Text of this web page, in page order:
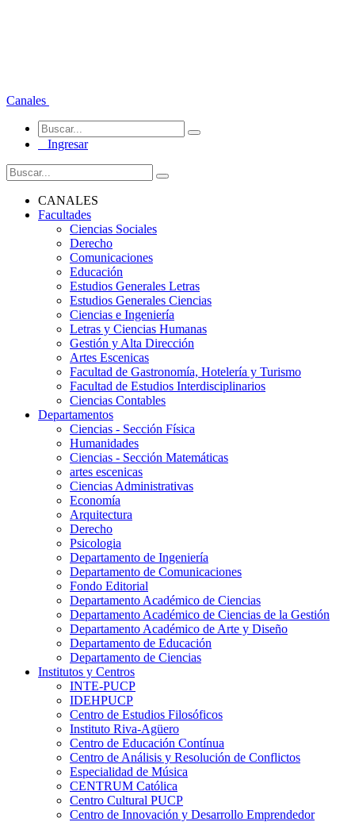
Canales
Ingresar
CANALES
Facultades
Ciencias Sociales
Derecho
Comunicaciones
Educación
Estudios Generales Letras
Estudios Generales Ciencias
Ciencias e Ingeniería
Letras y Ciencias Humanas
Gestión y Alta Dirección
Artes Escenicas
Facultad de Gastronomía, Hotelería y Turismo
Facultad de Estudios Interdisciplinarios
Ciencias Contables
Departamentos
Ciencias - Sección Física
Humanidades
Ciencias - Sección Matemáticas
artes escenicas
Ciencias Administrativas
Economía
Arquitectura
Derecho
Psicologia
Departamento de Ingeniería
Departamento de Comunicaciones
Fondo Editorial
Departamento Académico de Ciencias
Departamento Académico de Ciencias de la Gestión
Departamento Académico de Arte y Diseño
Departamento de Educación
Departamento de Ciencias
Institutos y Centros
INTE-PUCP
IDEHPUCP
Centro de Estudios Filosóficos
Instituto Riva-Agüero
Centro de Educación Contínua
Centro de Análisis y Resolución de Conflictos
Especialidad de Música
CENTRUM Católica
Centro Cultural PUCP
Centro de Innovación y Desarrollo Emprendedor